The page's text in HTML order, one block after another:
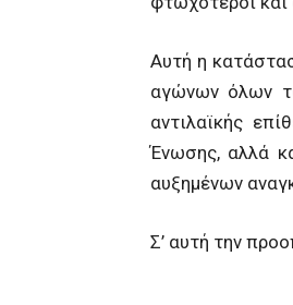
Αυτή η
αγώνων όλων
αντιλαϊκής
Ένωσης, αλλά
αυξημένων
Σ’ αυτή την